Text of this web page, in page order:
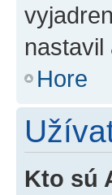
Hore
Kto sú